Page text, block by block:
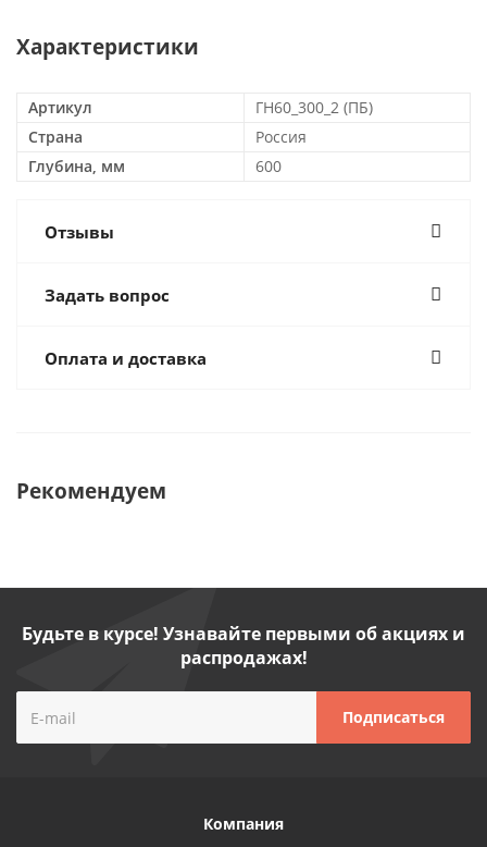
Характеристики
Артикул
ГН60_300_2 (ПБ)
Страна
Россия
Глубина, мм
600
Отзывы
Задать вопрос
Оплата и доставка
Рекомендуем
Будьте в курсе! Узнавайте первыми об акциях и
распродажах!
Компания